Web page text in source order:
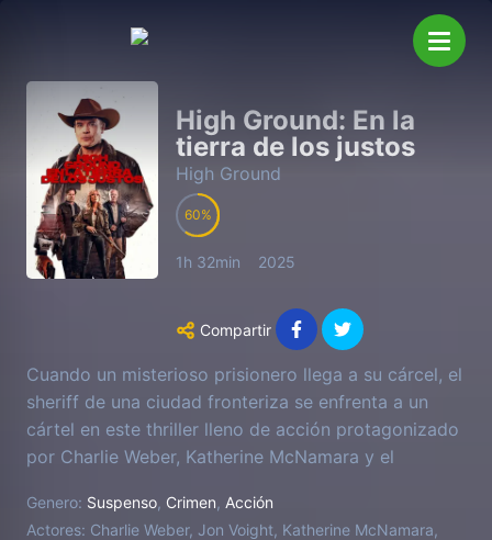
High Ground: En la
tierra de los justos
High Ground
60
1h 32min 2025
Compartir
Cuando un misterioso prisionero llega a su cárcel, el
sheriff de una ciudad fronteriza se enfrenta a un
cártel en este thriller lleno de acción protagonizado
por Charlie Weber, Katherine McNamara y el
Genero: Suspenso, Crimen, Acción
Actores: Charlie Weber, Jon Voight, Katherine McNamara,